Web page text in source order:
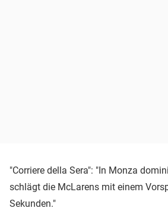
"Corriere della Sera": "In Monza
schlägt die McLarens mit einem
Sekunden."